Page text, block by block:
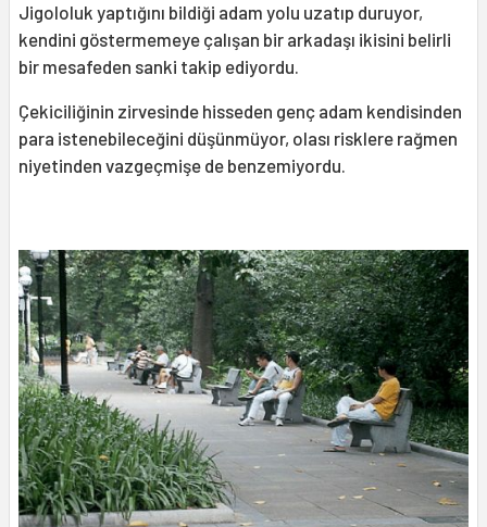
Jigololuk yaptığını bildiği adam yolu uzatıp duruyor,
kendini göstermemeye çalışan bir arkadaşı ikisini belirli
bir mesafeden sanki takip ediyordu.
Çekiciliğinin zirvesinde hisseden genç adam kendisinden
para istenebileceğini düşünmüyor, olası risklere rağmen
niyetinden vazgeçmişe de benzemiyordu.